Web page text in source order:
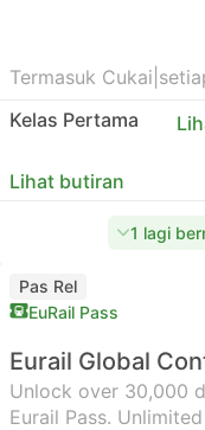
Termasuk Cukai
Kelas Pertama
Lihat butiran
1 lagi
Pas Rel
EuRail Pass
Eurail Global
Unlock over 30,000
Eurail Pass.